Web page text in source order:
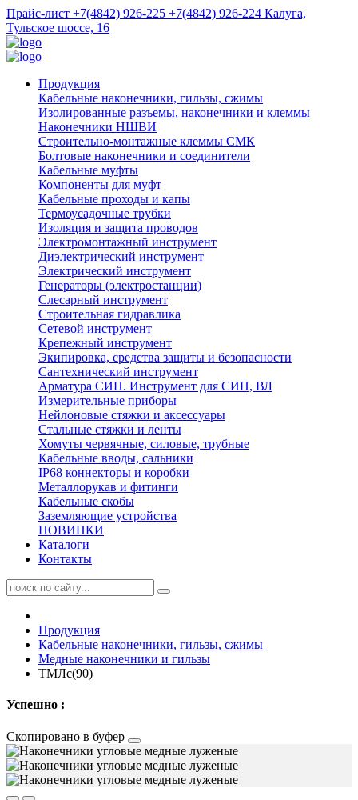
Прайс-лист +7(4842) 926-225 +7(4842) 926-224 Калуга,
Тульское шоссе, 16
Продукция
Кабельные наконечники, гильзы, сжимы
Изолированные разъемы, наконечники и клеммы
Наконечники НШВИ
Строительно-монтажные клеммы СМК
Болтовые наконечники и соединители
Кабельные муфты
Компоненты для муфт
Кабельные проходы и капы
Термоусадочные трубки
Изоляция и защита проводов
Электромонтажный инструмент
Диэлектрический инструмент
Электрический инструмент
Генераторы (электростанции)
Слесарный инструмент
Строительная гидравлика
Сетевой инструмент
Крепежный инструмент
Экипировка, средства защиты и безопасности
Сантехнический инструмент
Арматура СИП. Инструмент для СИП, ВЛ
Измерительные приборы
Нейлоновые стяжки и аксессуары
Стальные стяжки и ленты
Хомуты червячные, силовые, трубные
Кабельные вводы, сальники
IP68 коннекторы и коробки
Металлорукав и фитинги
Кабельные скобы
Заземляющие устройства
НОВИНКИ
Каталоги
Контакты
Продукция
Кабельные наконечники, гильзы, сжимы
Медные наконечники и гильзы
ТМЛс(90)
Успешно :
Скопировано в буфер